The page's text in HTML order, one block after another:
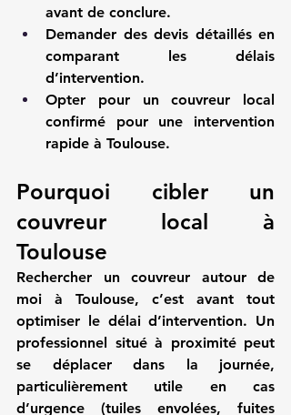
avant de conclure.
Demander des devis détaillés en
comparant les délais
d’intervention.
Opter pour un couvreur local
confirmé pour une intervention
rapide à Toulouse.
Pourquoi cibler un
couvreur local à
Toulouse
Rechercher un couvreur autour de
moi à Toulouse, c’est avant tout
optimiser le délai d’intervention. Un
professionnel situé à proximité peut
se déplacer dans la journée,
particulièrement utile en cas
d’urgence (tuiles envolées, fuites